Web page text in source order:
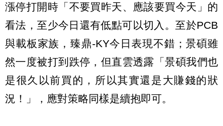
漲停打開時「不要買昨天、應該要買今天」的
看法，至少今日還有低點可以切入。至於PCB
與載板家族，臻鼎-KY今日表現不錯；景碩雖
然一度被打到跌停，但直雲透露「景碩我們也
是很久以前買的，所以其實還是大賺錢的狀
況！」，應對策略同樣是續抱即可。